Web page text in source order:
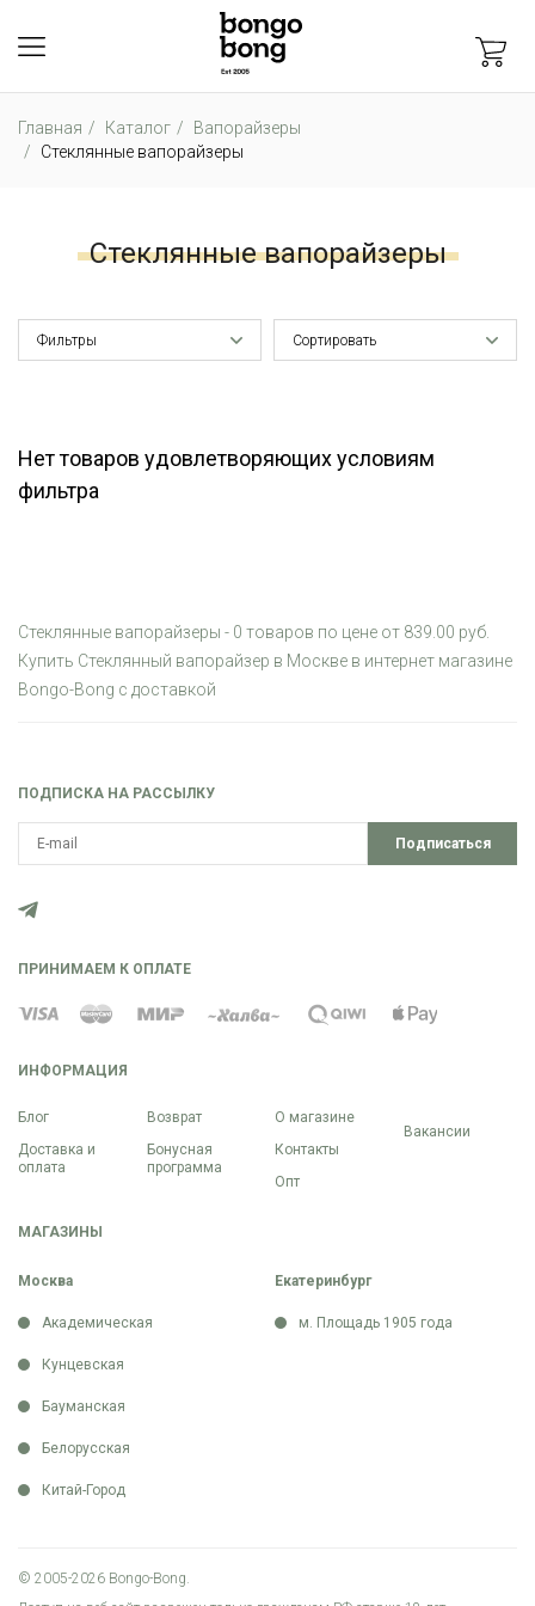
Главная Каталог
Вапорайзеры
Стеклянные вапорайзеры
Стеклянные вапорайзеры
Фильтры Сортировать
Нет товаров удовлетворяющих условиям
фильтра
Стеклянные вапорайзеры - 0 товаров по цене от 839.00 руб.
Купить Стеклянный вапорайзер в Москве в интернет магазине
Bongo-Bong с доставкой
ИНФОРМАЦИЯ
Блог
Доставка и
оплата
Возврат
Бонусная
программа
О магазине
Контакты
Опт
Вакансии
МАГАЗИНЫ
Москва
Академическая
Кунцевская
Бауманская
Белорусская
Китай-Город
Екатеринбург
м. Площадь 1905 года
ПОДПИСКА НА РАССЫЛКУ
Подписаться
ПРИНИМАЕМ К ОПЛАТЕ
© 2005-2026 Bongo-Bong.